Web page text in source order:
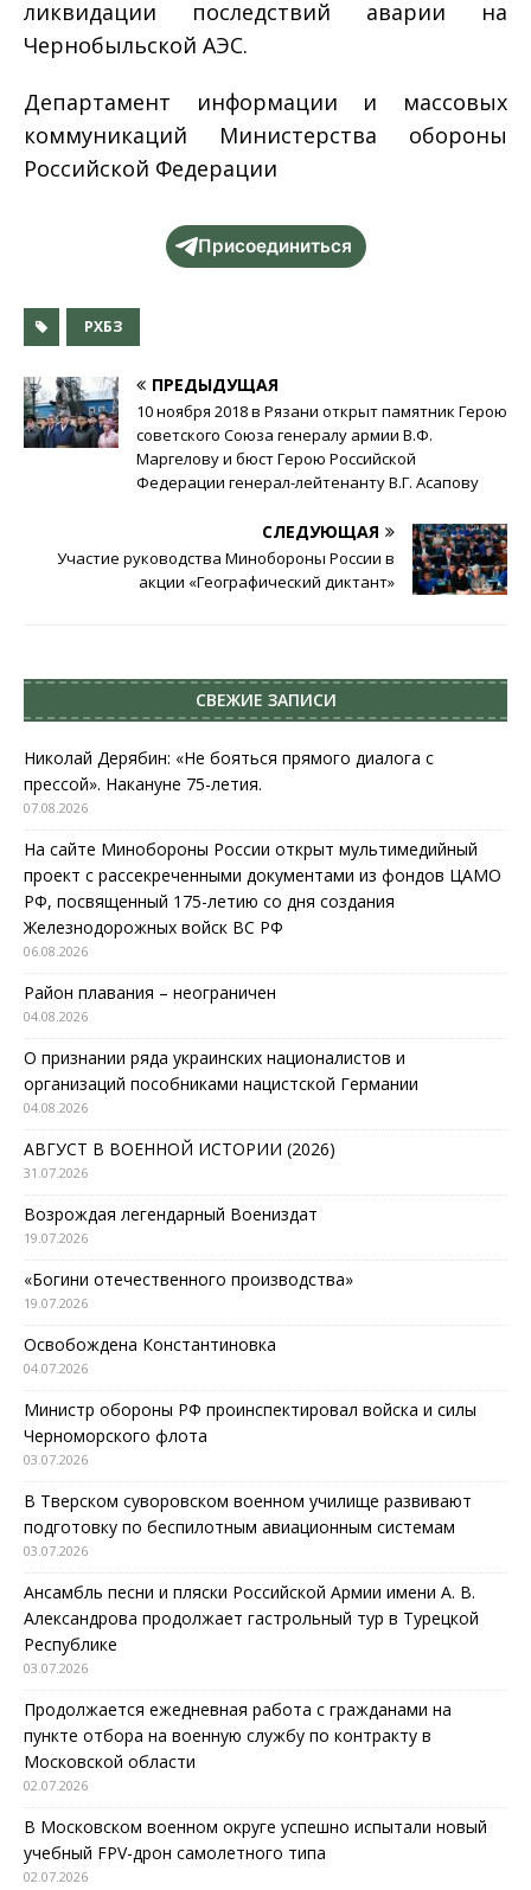
ликвидации последствий аварии на
Чернобыльской АЭС.
Департамент информации и массовых
коммуникаций Министерства обороны
Российской Федерации
Присоединиться
РХБЗ
ПРЕДЫДУЩАЯ
10 ноября 2018 в Рязани открыт памятник Герою
советского Союза генералу армии В.Ф.
Маргелову и бюст Герою Российской
Федерации генерал-лейтенанту В.Г. Асапову
СЛЕДУЮЩАЯ
Участие руководства Минобороны России в
акции «Географический диктант»
СВЕЖИЕ ЗАПИСИ
Николай Дерябин: «Не бояться прямого диалога с
прессой». Накануне 75-летия.
07.08.2026
На сайте Минобороны России открыт мультимедийный
проект с рассекреченными документами из фондов ЦАМО
РФ, посвященный 175-летию со дня создания
Железнодорожных войск ВС РФ
06.08.2026
Район плавания – неограничен
04.08.2026
О признании ряда украинских националистов и
организаций пособниками нацистской Германии
04.08.2026
АВГУСТ В ВОЕННОЙ ИСТОРИИ (2026)
31.07.2026
Возрождая легендарный Воениздат
19.07.2026
«Богини отечественного производства»
19.07.2026
Освобождена Константиновка
04.07.2026
Министр обороны РФ проинспектировал войска и силы
Черноморского флота
03.07.2026
В Тверском суворовском военном училище развивают
подготовку по беспилотным авиационным системам
03.07.2026
Ансамбль песни и пляски Российской Армии имени А. В.
Александрова продолжает гастрольный тур в Турецкой
Республике
03.07.2026
Продолжается ежедневная работа с гражданами на
пункте отбора на военную службу по контракту в
Московской области
02.07.2026
В Московском военном округе успешно испытали новый
учебный FPV-дрон самолетного типа
02.07.2026